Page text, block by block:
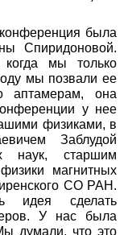
была
Спиридоновой.
мы только
мы позвали ее
аптамерам, она
у нее
физиками, в
Заблудой
наук, старшим
магнитных
СО РАН.
идея сделать
У нас была
думали, что это